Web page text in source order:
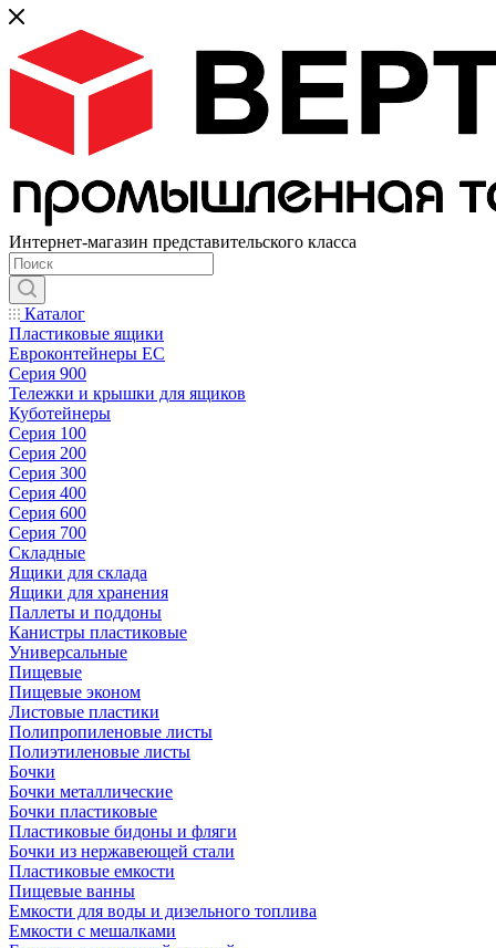
Интернет-магазин представительского класса
Каталог
Пластиковые ящики
Евроконтейнеры ЕС
Серия 900
Тележки и крышки для ящиков
Куботейнеры
Серия 100
Серия 200
Серия 300
Серия 400
Серия 600
Серия 700
Складные
Ящики для склада
Ящики для хранения
Паллеты и поддоны
Канистры пластиковые
Универсальные
Пищевые
Пищевые эконом
Листовые пластики
Полипропиленовые листы
Полиэтиленовые листы
Бочки
Бочки металлические
Бочки пластиковые
Пластиковые бидоны и фляги
Бочки из нержавеющей стали
Пластиковые емкости
Пищевые ванны
Емкости для воды и дизельного топлива
Емкости с мешалками